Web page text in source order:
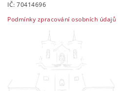
IČ: 70414696
Podmínky zpracování osobních údajů